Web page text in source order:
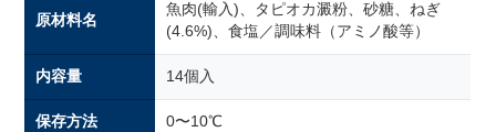
原材料名
魚肉(輸入)、タピオカ澱粉、砂糖、ねぎ
(4.6%)、食塩／調味料（アミノ酸等）
内容量 14個入
保存方法 0〜10℃